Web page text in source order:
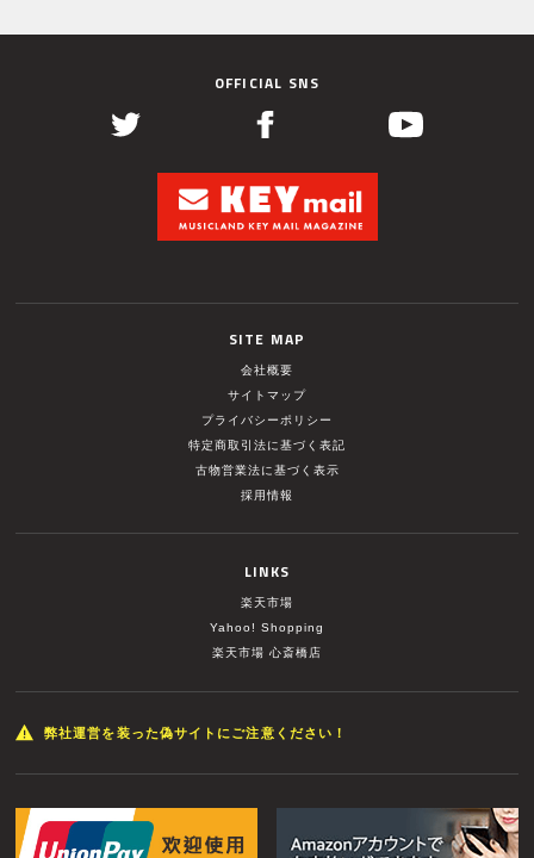
OFFICIAL SNS
SITE MAP
会社概要
サイトマップ
プライバシーポリシー
特定商取引法に基づく表記
古物営業法に基づく表示
採用情報
LINKS
楽天市場
Yahoo! Shopping
楽天市場 心斎橋店
弊社運営を装った偽サイトにご注意ください！